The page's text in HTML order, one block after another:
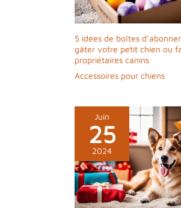
sécurité et le confort.
Polyvalentes - La taille
chat lavable convient
chats, tandis que la grande
aux chiens de taille
multi-animaux. Choisissez la
pour offrir à votre animal
5 idées de boîtes
gâter votre petit chien ou
propriétaires canins
Accessoires pour chiens
Juin
25
2024